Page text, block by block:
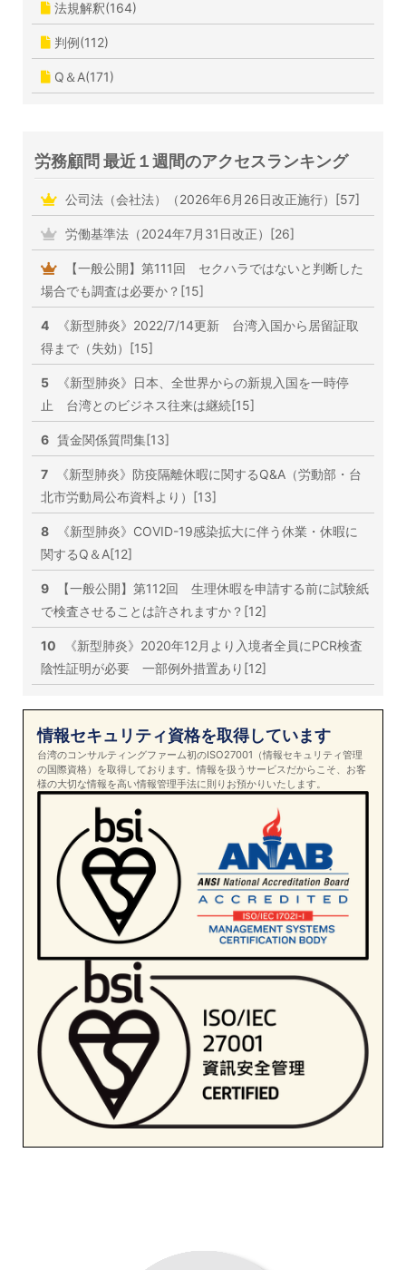
法規解釈(164)
判例(112)
Q＆A(171)
労務顧問 最近１週間のアクセスランキング
公司法（会社法）（2026年6月26日改正施行）[57]
労働基準法（2024年7月31日改正）[26]
【一般公開】第111回 セクハラではないと判断した
場合でも調査は必要か？[15]
4
《新型肺炎》2022/7/14更新 台湾入国から居留証取
得まで（失効）[15]
5
《新型肺炎》日本、全世界からの新規入国を一時停
止 台湾とのビジネス往来は継続[15]
6 賃金関係質問集[13]
7
《新型肺炎》防疫隔離休暇に関するQ&A（労動部・台
北市労動局公布資料より）[13]
8
《新型肺炎》COVID-19感染拡大に伴う休業・休暇に
関するQ＆A[12]
9
【一般公開】第112回 生理休暇を申請する前に試験紙
で検査させることは許されますか？[12]
10
《新型肺炎》2020年12月より入境者全員にPCR検査
陰性証明が必要 一部例外措置あり[12]
情報セキュリティ資格を取得しています
台湾のコンサルティングファーム初のISO27001（情報セキュリティ管理
の国際資格）を取得しております。情報を扱うサービスだからこそ、お客
様の大切な情報を高い情報管理手法に則りお預かりいたします。